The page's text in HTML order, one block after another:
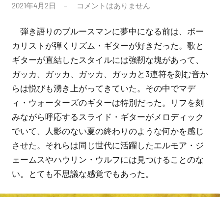
投
者:
SIGEN
2021年4月2日 コメントはありません
弾き語りのブルースマンに夢中になる前は、ボー
カリストが弾くリズム・ギターが好きだった。歌と
ギターが直結したスタイルには強靭な塊があって、
ガッカ、ガッカ、ガッカ、ガッカと3連符を刻む音か
らは悦びも湧き上がってきていた。その中でマデ
ィ・ウォーターズのギターは特別だった。リフを刻
みながら呼応するスライド・ギターがメロディック
でいて、人影のない夏の終わりのような何かを感じ
させた。それらは同じ世代に活躍したエルモア・ジ
ェームスやハウリン・ウルフには見つけることのな
い。とても不思議な感覚でもあった。